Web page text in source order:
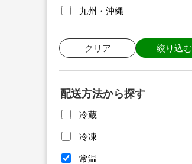
九州・沖縄
クリア 絞り込む
配送方法から探す
冷蔵
冷凍
常温